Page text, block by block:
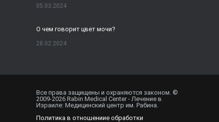
05.03.2024
О чем говорит цвет мочи?
28.02.2024
01.02.2024
Все права защищены и охраняются законом. ©
2009-2026 Rabin Medical Center - Лечение в
Израиле: Медицинский центр им. Рабина.
Политика в отношениие обработки